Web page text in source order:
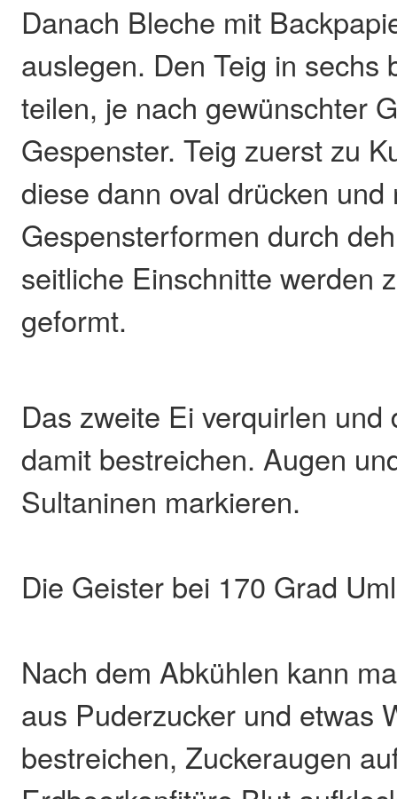
Danach Bleche mit
auslegen. Den Teig in sechs
teilen, je nach gewünschter
Gespenster. Teig zuerst zu
diese dann oval drücken
Gespensterformen durch
seitliche Einschnitte werden
geformt.
Das zweite Ei verquirlen und
damit bestreichen. Augen
Sultaninen markieren.
Die Geister bei 170 Grad
Nach dem Abkühlen kann
aus Puderzucker und etwas
bestreichen, Zuckeraugen